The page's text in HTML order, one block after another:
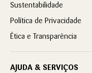
Sustentabilidade
Política de Privacidade
Ética e Transparência
AJUDA & SERVIÇOS